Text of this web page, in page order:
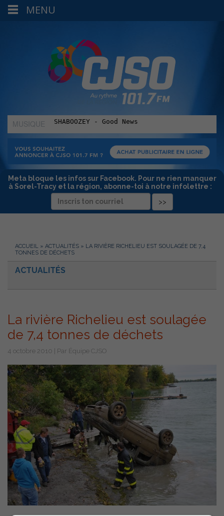
MUSIQUE
:
Meta bloque les infos sur Facebook. Pour ne rien manquer
à Sorel-Tracy et la région, abonne-toi à notre infolettre :
ACCUEIL » ACTUALITÉS » LA RIVIÈRE RICHELIEU EST SOULAGÉE DE 7,4
TONNES DE DÉCHETS
ACTUALITÉS
La rivière Richelieu est soulagée
de 7,4 tonnes de déchets
4 octobre 2010 | Par Équipe CJSO
MENU